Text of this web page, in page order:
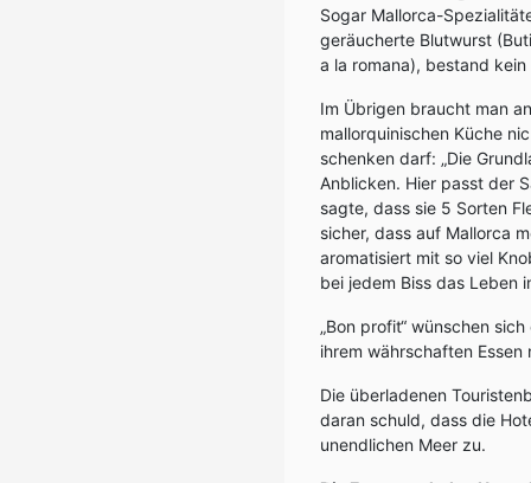
Sogar Mallorca-
geräucherte Blutwurst
a la romana), bestand kein
Im Übrigen braucht man
mallorquinischen Küche
schenken darf: „Die
Anblicken. Hier passt der
sagte, dass sie 5 Sorten
sicher, dass auf Mallorca
aromatisiert mit so viel
bei jedem Biss das Leben
„Bon profit“ wünschen
ihrem währschaften Essen
Die überladenen
daran schuld, dass die
unendlichen Meer zu.